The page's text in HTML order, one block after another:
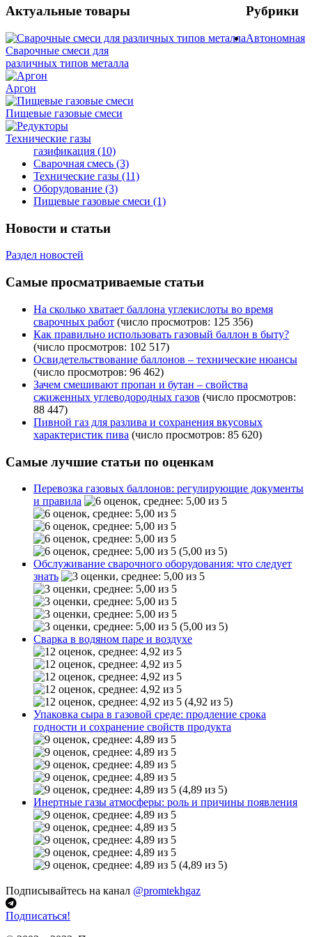
Актуальные товары
Сварочные смеси для
различных типов металла
Аргон
Пищевые газовые смеси
Технические газы
Рубрики
Автономная
газификация (10)
Сварочная смесь (3)
Технические газы (11)
Оборудование (3)
Пищевые газовые смеси (1)
Новости и статьи
Раздел новостей
Самые просматриваемые статьи
На сколько хватает баллона углекислоты во время
сварочных работ (число просмотров: 125 356)
Как правильно использовать газовый баллон в быту?
(число просмотров: 102 517)
Освидетельствование баллонов – технические нюансы
(число просмотров: 96 462)
Зачем смешивают пропан и бутан – свойства
сжиженных углеводородных газов (число просмотров:
88 447)
Пивной газ для разлива и сохранения вкусовых
характеристик пива (число просмотров: 85 620)
Самые лучшие статьи по оценкам
Перевозка газовых баллонов: регулирующие документы
и правила
(5,00 из 5)
Обслуживание сварочного оборудования: что следует
знать
(5,00 из 5)
Сварка в водяном паре и воздухе
(4,92 из 5)
Упаковка сыра в газовой среде: продление срока
годности и сохранение свойств продукта
(4,89 из 5)
Инертные газы атмосферы: роль и причины появления
(4,89 из 5)
Подписывайтесь на канал @promtekhgaz
Подписаться!